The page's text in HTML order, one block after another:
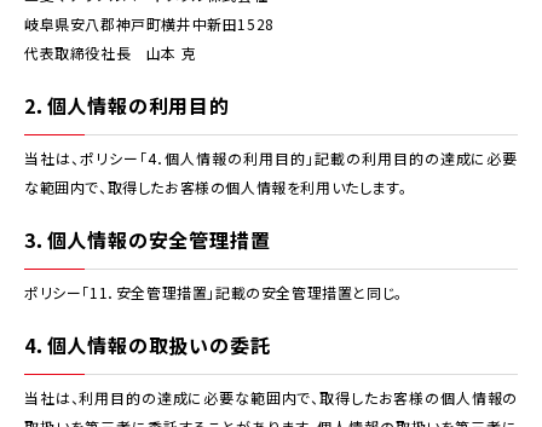
岐阜県安八郡神戸町横井中新田1528
代表取締役社長 山本 克
2．個人情報の利用目的
当社は、ポリシー「4．個人情報の利用目的」記載の利用目的の達成に必要
な範囲内で、取得したお客様の個人情報を利用いたします。
3．個人情報の安全管理措置
ポリシー「11．安全管理措置」記載の安全管理措置と同じ。
4．個人情報の取扱いの委託
当社は、利用目的の達成に必要な範囲内で、取得したお客様の個人情報の